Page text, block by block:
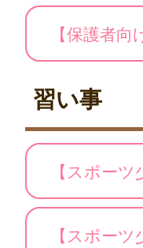
【保護者
習い事
【スポー
【スポー